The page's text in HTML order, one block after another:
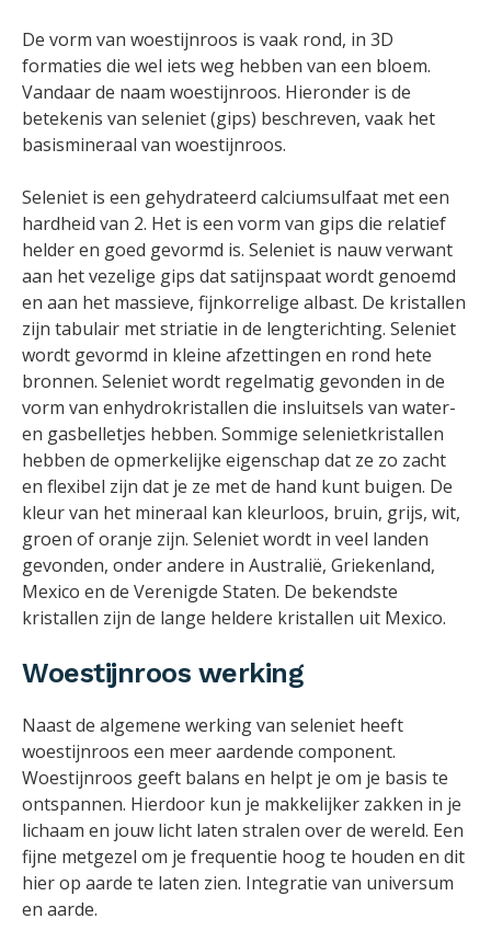
De vorm van woestijnroos is vaak rond, in 3D
formaties die wel iets weg hebben van een bloem.
Vandaar de naam woestijnroos. Hieronder is de
betekenis van seleniet (gips) beschreven, vaak het
basismineraal van woestijnroos.
Seleniet is een gehydrateerd calciumsulfaat met een
hardheid van 2. Het is een vorm van gips die relatief
helder en goed gevormd is. Seleniet is nauw verwant
aan het vezelige gips dat satijnspaat wordt genoemd
en aan het massieve, fijnkorrelige albast. De kristallen
zijn tabulair met striatie in de lengterichting. Seleniet
wordt gevormd in kleine afzettingen en rond hete
bronnen. Seleniet wordt regelmatig gevonden in de
vorm van enhydrokristallen die insluitsels van water-
en gasbelletjes hebben. Sommige selenietkristallen
hebben de opmerkelijke eigenschap dat ze zo zacht
en flexibel zijn dat je ze met de hand kunt buigen. De
kleur van het mineraal kan kleurloos, bruin, grijs, wit,
groen of oranje zijn. Seleniet wordt in veel landen
gevonden, onder andere in Australië, Griekenland,
Mexico en de Verenigde Staten. De bekendste
kristallen zijn de lange heldere kristallen uit Mexico.
Woestijnroos werking
Naast de algemene werking van seleniet heeft
woestijnroos een meer aardende component.
Woestijnroos geeft balans en helpt je om je basis te
ontspannen. Hierdoor kun je makkelijker zakken in je
lichaam en jouw licht laten stralen over de wereld. Een
fijne metgezel om je frequentie hoog te houden en dit
hier op aarde te laten zien. Integratie van universum
en aarde.